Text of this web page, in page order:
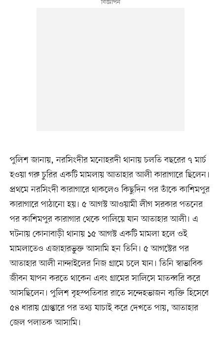
পুলিশ জানায়, নরসিংদীর মনোহরদী থানায় চলতি বছরের ৭ মার্চ
হওয়া গরু চুরির একটি মামলায় আতাহার আলী কারাগারে ছিলেন।
প্রথমে নরসিংদী কারাগারে থাকলেও কিছুদিন পর তাঁকে কাশিমপুর
কারাগারে পাঠানো হয়। ৫ আগস্ট আওয়ামী লীগ সরকার পতনের
পর কাশিমপুর কারাগার থেকে পালিয়ে যান আতাহার আলী। এ
ঘটনায় কোনাবাড়ী থানায় ১৫ আগস্ট একটি মামলা হলে ওই
মামলাতেও এজাহারভুক্ত আসামি হন তিনি। ৫ আগস্টের পর
আতাহার আলী নান্দাইলের নিজ গ্রামে চলে যান। তিনি স্বাভাবিক
জীবন যাপন করতে থাকেন এবং গ্রামের সালিসে মাতব্বরি করে
আসছিলেন। পুলিশ বৃহস্পতিবার রাতে সন্দেহভাজন ব্যক্তি হিসেবে
৫৪ ধারায় গ্রেপ্তারে পর তথ্য যাচাই করে দেখতে পায়, আতাহার
জেল পলাতক আসামি।